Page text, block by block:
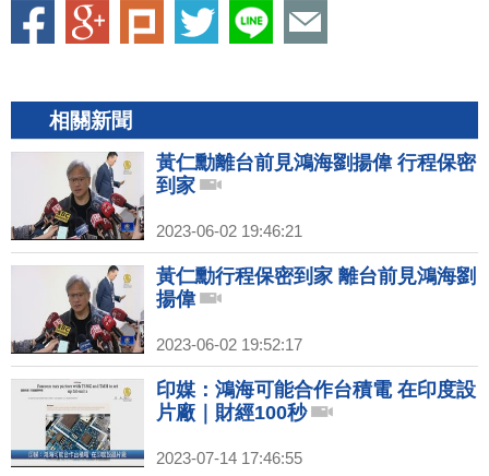
相關新聞
黃仁勳離台前見鴻海劉揚偉 行程保密
到家
2023-06-02 19:46:21
黃仁勳行程保密到家 離台前見鴻海劉
揚偉
2023-06-02 19:52:17
印媒：鴻海可能合作台積電 在印度設
片廠｜財經100秒
2023-07-14 17:46:55